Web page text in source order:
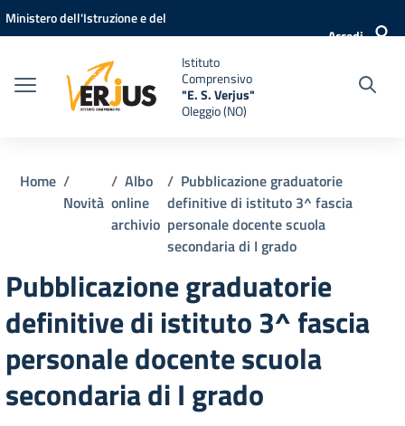
Vai ai contenuti
Vai al menu di navigazione
Vai al footer
Ministero dell'Istruzione e del
Accedi
Istituto
Comprensivo
"E. S. Verjus"
Oleggio (NO)
Home
Novità
Albo
online
archivio
Pubblicazione graduatorie
definitive di istituto 3^ fascia
personale docente scuola
secondaria di I grado
Pubblicazione graduatorie
definitive di istituto 3^ fascia
personale docente scuola
secondaria di I grado